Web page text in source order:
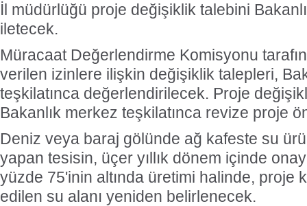
İl müdürlüğü proje değişiklik talebini
iletecek.
Müracaat Değerlendirme Komisyonu
verilen izinlere ilişkin değişiklik talepleri,
teşkilatınca değerlendirilecek. Proje
Bakanlık merkez teşkilatınca revize proje
Deniz veya baraj gölünde ağ kafeste su
yapan tesisin, üçer yıllık dönem içinde
yüzde 75'inin altında üretimi halinde, proje
edilen su alanı yeniden belirlenecek.